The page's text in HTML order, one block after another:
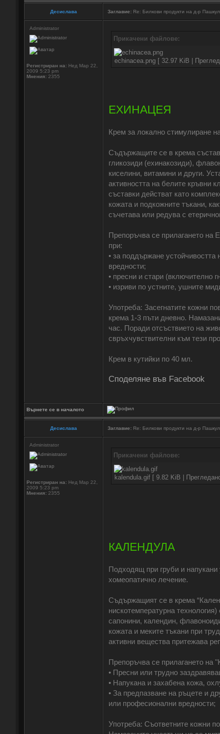
Десислава Заглавие: Re: Билкови продукти на д-р
Administrator
Регистриран на: Нед Мар 22,
2009 5:23 pm
Мнения: 2355
Прикачени файлове:
echinacea.png [ 32.97 KiB |
ЕХИНАЦЕЯ
Крем за локално стимулиране
Съдържащите се в крема
гликозиди (ехинакозиди),
киселини, витамини и други.
активността на белите кръвни
съставки действат като
кожата и подкожните тъкани,
съчетава или редува с
Препоръчва се прилагането на
при:
• за поддържане
вредности;
• пресни и стари (включително
• изриви по устните, ушните
Употреба: Засегнатите кожни
крема 1-3 пъти дневно.
час. Поради отсъствието на
свръхчувствителни към тези
Крем в кутийки по 40 мл.
Споделяне във Facebook
Върнете се в началото
Десислава Заглавие: Re: Билкови продукти на д-р
Administrator
Регистриран на: Нед Мар 22,
2009 5:23 pm
Мнения: 2355
Прикачени файлове:
kalendula.gif [ 9.82 KiB |
КАЛЕНДУЛА
Подходящ при груби и
хомеопатично лечение.
Съдържащият се в крема
нискотемпературна
сапонини, календин,
кожата и меките тъкани при
активни вещества притежава
Препоръчва се прилагането на
• Пресни или трудно
• Напукана и захабена кожа,
• За предпазване на ръцете и
или професионални вредности;
Употреба: Съответните кожни